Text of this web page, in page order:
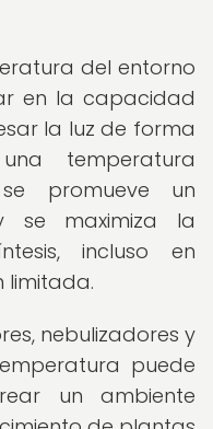
del entorno
en la capacidad
la luz de forma
temperatura
promueve un
se maximiza la
incluso en
limitada.
nebulizadores y
puede
un ambiente